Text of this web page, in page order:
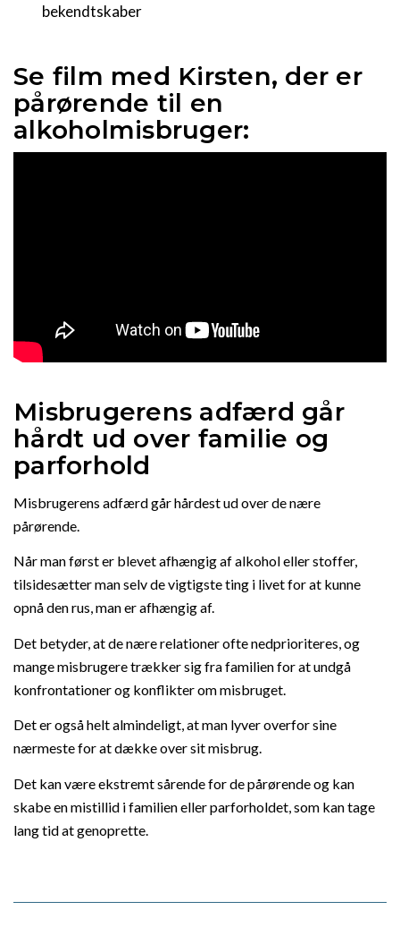
bekendtskaber
Se film med Kirsten, der er
pårørende til en
alkoholmisbruger:
Misbrugerens adfærd går
hårdt ud over familie og
parforhold
Misbrugerens adfærd går hårdest ud over de nære
pårørende.
Når man først er blevet afhængig af alkohol eller stoffer,
tilsidesætter man selv de vigtigste ting i livet for at kunne
opnå den rus, man er afhængig af.
Det betyder, at de nære relationer ofte nedprioriteres, og
mange misbrugere trækker sig fra familien for at undgå
konfrontationer og konflikter om misbruget.
Det er også helt almindeligt, at man lyver overfor sine
nærmeste for at dække over sit misbrug.
Det kan være ekstremt sårende for de pårørende og kan
skabe en mistillid i familien eller parforholdet, som kan tage
lang tid at genoprette.